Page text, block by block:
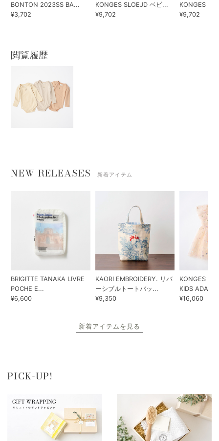
BONTON 2023SS BA...
¥3,702
KONGES SLOEJD ベビ...
¥9,702
KONGES
¥9,702
閲覧履歴
NEW RELEASES 新着アイテム
BRIGITTE TANAKA LIVRE
POCHE E...
¥6,600
KAORI EMBROIDERY. リバ
ーシブルトートバッ...
¥9,350
KONGES
KIDS ADA...
¥16,060
新着アイテムを見る
PICK-UP!